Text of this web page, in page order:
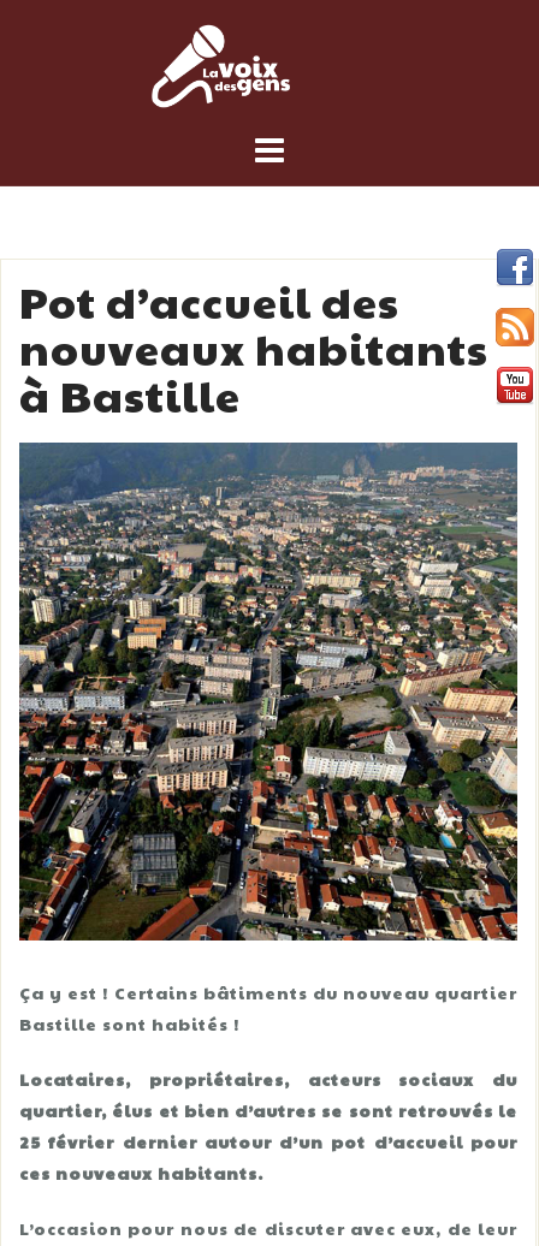
Pot d’accueil des
nouveaux habitants
à Bastille
Ça y est ! Certains bâtiments du nouveau quartier
Bastille sont habités !
Locataires, propriétaires, acteurs sociaux du
quartier, élus et bien d’autres se sont retrouvés le
25 février dernier autour d’un pot d’accueil pour
ces nouveaux habitants.
L’occasion pour nous de discuter avec eux, de leur